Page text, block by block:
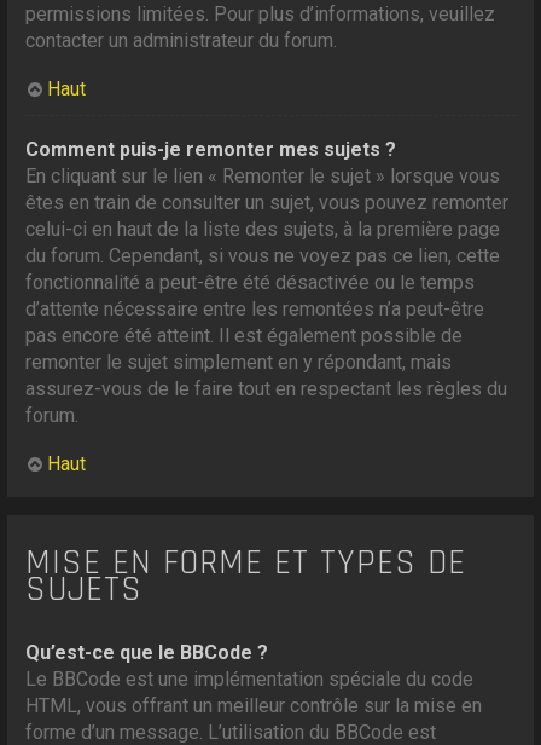
permissions limitées. Pour plus d’informations, veuillez
contacter un administrateur du forum.
Haut
Comment puis-je remonter mes sujets ?
En cliquant sur le lien « Remonter le sujet » lorsque vous
êtes en train de consulter un sujet, vous pouvez remonter
celui-ci en haut de la liste des sujets, à la première page
du forum. Cependant, si vous ne voyez pas ce lien, cette
fonctionnalité a peut-être été désactivée ou le temps
d’attente nécessaire entre les remontées n’a peut-être
pas encore été atteint. Il est également possible de
remonter le sujet simplement en y répondant, mais
assurez-vous de le faire tout en respectant les règles du
forum.
Haut
MISE EN FORME ET TYPES DE
SUJETS
Qu’est-ce que le BBCode ?
Le BBCode est une implémentation spéciale du code
HTML, vous offrant un meilleur contrôle sur la mise en
forme d’un message. L’utilisation du BBCode est